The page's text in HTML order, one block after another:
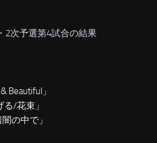
2次予選第4試合の結果
Beautiful」
/花束」
の中で」